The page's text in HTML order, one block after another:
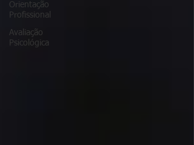
Orientação
Profissional
Avaliação
Psicológica